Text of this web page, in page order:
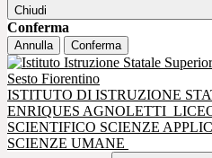
Chiudi
Conferma
Annulla Conferma
ISTITUTO DI ISTRUZIONE
ENRIQUES AGNOLETTI
SCIENTIFICO SCIENZE
SCIENZE UMANE